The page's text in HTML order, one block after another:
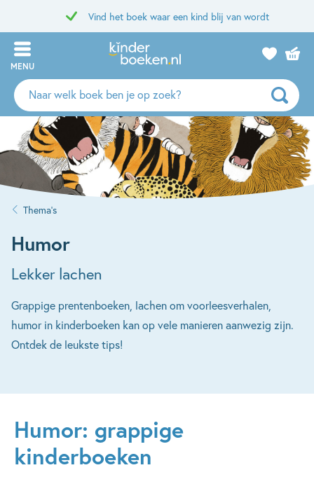
Vind het boek waar een kind blij van wordt
MENU
Zoeken
naar
boeken,
auteurs
en
uitgevers
Thema’s
Humor
Lekker lachen
Grappige prentenboeken, lachen om voorleesverhalen,
humor in kinderboeken kan op vele manieren aanwezig zijn.
Ontdek de leukste tips!
Humor: grappige
kinderboeken